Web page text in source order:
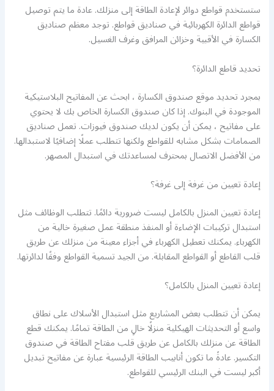
ستستخدم قواطع دوائر لإعادة الطاقة إلى منزلك. عادة ما يتم توصيل
قواطع الدائرة الكهربائية في صناديق قواطع. توجد معظم صناديق
الكسارة في الأقبية وخزائن المرافق وغرف الغسيل.
تحديد قاطع الدائرة؟
بمجرد تحديد موقع صندوق الكسارة ، ابحث عن المفاتيح البلاستيكية
الموجودة في البنوك. إذا كان صندوق الكسارة الخاص بك لا يحتوي
على مفاتيح ، يمكن أن يكون لديك صندوق فيوزات. تعمل صناديق
الصمامات بشكل مشابه للقواطع ولكنها تتطلب عملًا إضافيًا لاستبدالها.
من الأفضل الاتصال بمحترف لمساعدتك في استبدال المصهر.
إعادة تعيين من غرفة إلى غرفة؟
إعادة تعيين المنزل بالكامل ليست ضرورية دائمًا. تتطلب الوظائف مثل
استبدال تركيبات الإضاءة أو المنفذ منطقة عمل صغيرة خالية من
الكهرباء. يمكنك تعطيل الكهرباء في أجزاء معينة من منزلك عن طريق
قلب القاطع أو القواطع المقابلة. من الجيد تسمية القواطع وفقًا لدائرتها.
إعادة تعيين المنزل بالكامل؟
يمكن أن تتطلب بعض المشاريع مثل استبدال الأسلاك على نطاق
واسع أو التحديثات الهيكلية منزلًا خالٍ من الطاقة تمامًا. يمكنك قطع
الطاقة عن منزلك بالكامل عن طريق قلب مفتاح الطاقة في صندوق
التكسير. عادةً ما تكون أنابيب الطاقة الرئيسية عبارة عن مفاتيح تبديل
أكبر ليست في البنك الرئيسي للقواطع.